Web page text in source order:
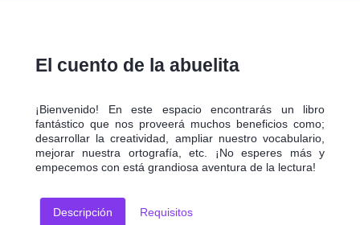
El cuento de la abuelita
¡Bienvenido! En este espacio encontrarás un libro
fantástico que nos proveerá muchos beneficios como;
desarrollar la creatividad, ampliar nuestro vocabulario,
mejorar nuestra ortografía, etc. ¡No esperes más y
empecemos con está grandiosa aventura de la lectura!
Descripción Requisitos